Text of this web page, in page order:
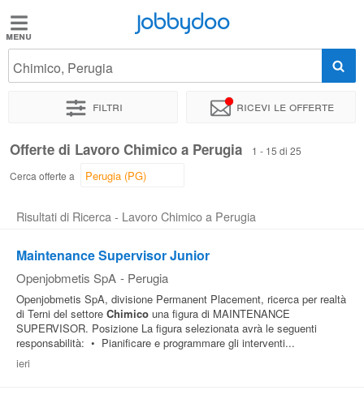
Jobbydoo
Offerte
Stipendi
Elenco
professioni
Blog
Jobbydoo
Chimico, Perugia
Filtri Ricevi le offerte
Offerte di Lavoro Chimico a Perugia
1 - 15 di 25
Cerca offerte a
Risultati di Ricerca - Lavoro Chimico a Perugia
Maintenance Supervisor Junior
Openjobmetis SpA - Perugia
Openjobmetis SpA, divisione Permanent Placement, ricerca per realtà
di Terni del settore Chimico una figura di MAINTENANCE
SUPERVISOR. Posizione La figura selezionata avrà le seguenti
responsabilità: • Pianificare e programmare gli interventi...
ieri